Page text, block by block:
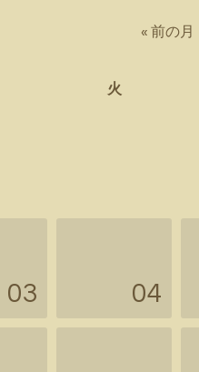
« 前の月
火
03 04